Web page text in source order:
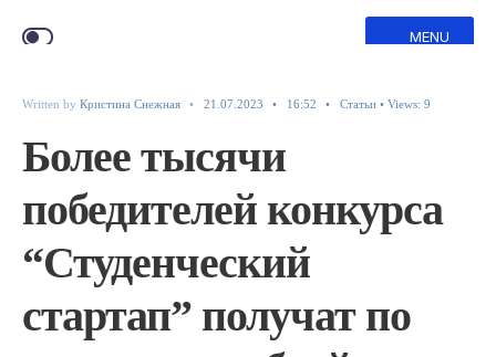
MENU
Written by Кристина Снежная 21.07.2023 • 16:52 • Статьи •Views: 9
Более тысячи
победителей конкурса
“Студенческий
стартап” получат по